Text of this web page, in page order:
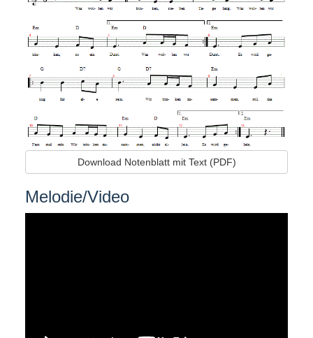
Download Notenblatt mit Text (PDF)
Melodie/Video